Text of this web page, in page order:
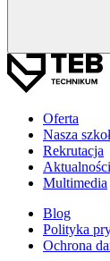
Oferta
Nasza
Rekrutacja
Aktualności
Multimedia
Blog
Polityka
Ochrona